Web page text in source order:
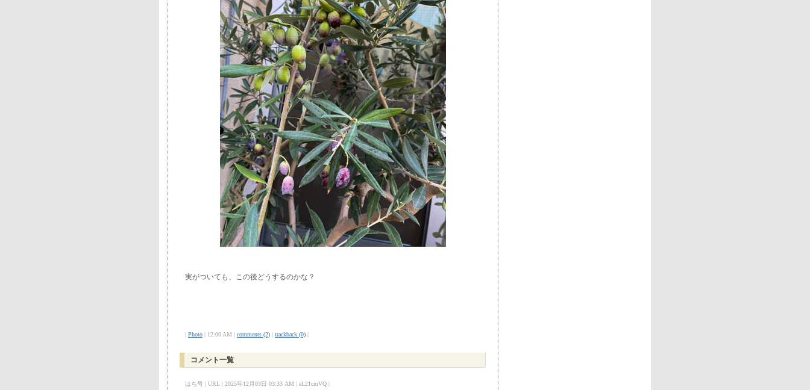
実がついても、この後どうするのかな？
| Photo | 12:00 AM | comments (2) | trackback (0) |
コメント一覧
はち号 | URL | 2025年12月03日 03:33 AM | eL21cmVQ |